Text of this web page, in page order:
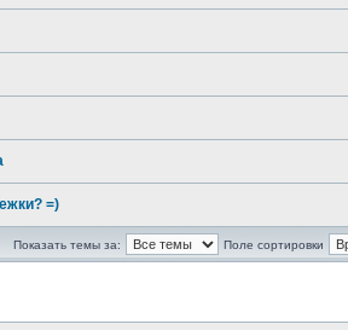
=)
Показать темы за: Поле сортировки